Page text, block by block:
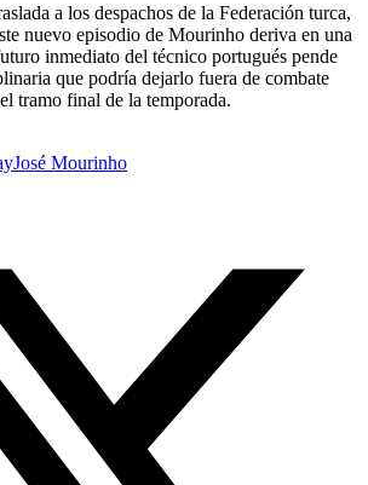
a los despachos de la Federación turca,
nuevo episodio de Mourinho deriva en una
inmediato del técnico portugués pende
que podría dejarlo fuera de combate
tramo final de la temporada.
José Mourinho